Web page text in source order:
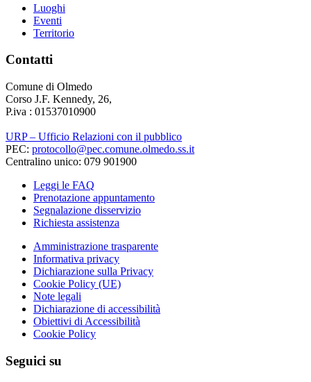
Luoghi
Eventi
Territorio
Contatti
Comune di Olmedo
Corso J.F. Kennedy, 26,
P.iva : 01537010900
URP – Ufficio Relazioni con il pubblico
PEC: protocollo@pec.comune.olmedo.ss.it
Centralino unico: 079 901900
Leggi le FAQ
Prenotazione appuntamento
Segnalazione disservizio
Richiesta assistenza
Amministrazione trasparente
Informativa privacy
Dichiarazione sulla Privacy
Cookie Policy (UE)
Note legali
Dichiarazione di accessibilità
Obiettivi di Accessibilità
Cookie Policy
Seguici su